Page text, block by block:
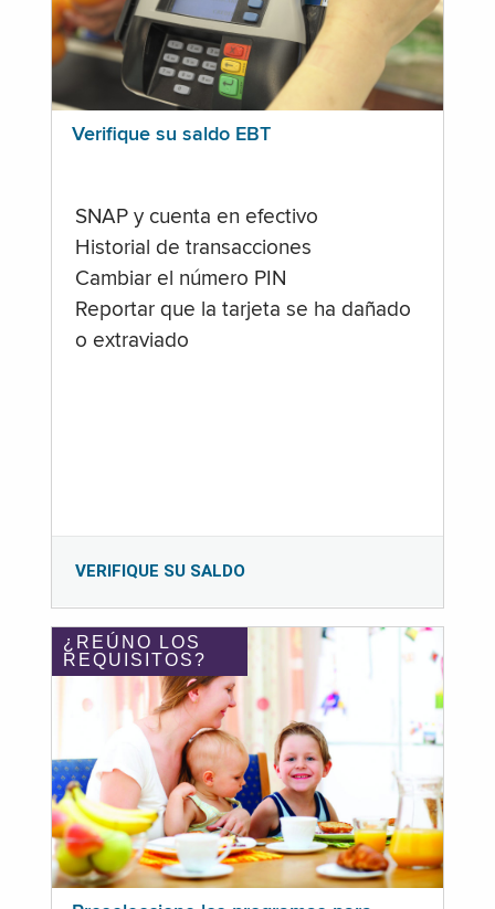
Verifique su saldo EBT
SNAP y cuenta en efectivo
Historial de transacciones
Cambiar el número PIN
Reportar que la tarjeta se ha dañado
o extraviado
VERIFIQUE SU SALDO
¿REÚNO LOS
REQUISITOS?